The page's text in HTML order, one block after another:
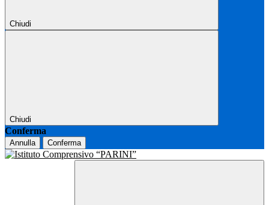
Chiudi
Chiudi
Conferma
Annulla Conferma